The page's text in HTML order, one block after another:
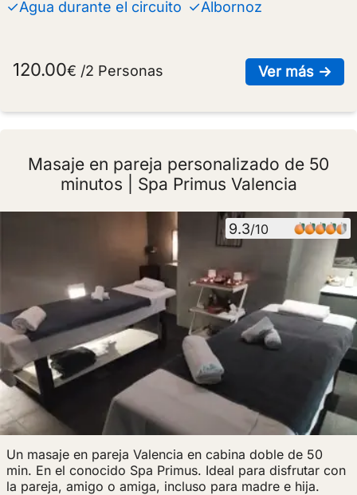
✓Agua durante el circuito ✓Albornoz
Ver más →
120.00€ /2 Personas
Masaje en pareja personalizado de 50
minutos | Spa Primus Valencia
9.3/10
Un masaje en pareja Valencia en cabina doble de 50
min. En el conocido Spa Primus. Ideal para disfrutar con
la pareja, amigo o amiga, incluso para madre e hija.